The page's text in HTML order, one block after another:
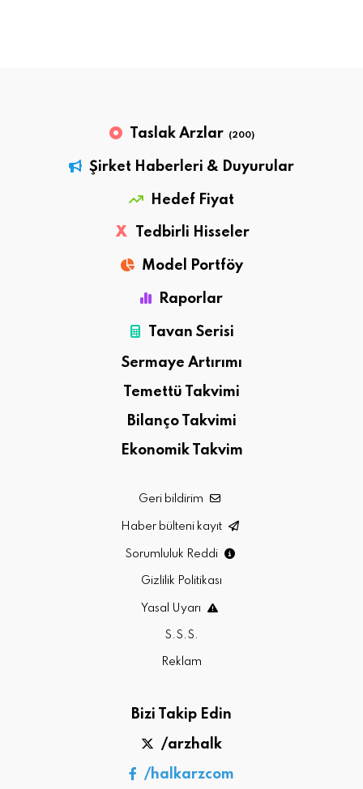
Taslak Arzlar (200)
Şirket Haberleri & Duyurular
Hedef Fiyat
X Tedbirli Hisseler
Model Portföy
Raporlar
Tavan Serisi
Sermaye Artırımı
Temettü Takvimi
Bilanço Takvimi
Ekonomik Takvim
Geri bildirim
Haber bülteni kayıt
Sorumluluk Reddi
Gizlilik Politikası
Yasal Uyarı
S.S.S.
Reklam
Bizi Takip Edin
/arzhalk
/halkarzcom